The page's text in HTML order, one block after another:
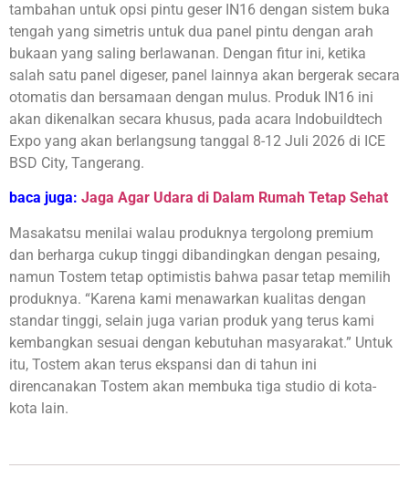
tambahan untuk opsi pintu geser IN16 dengan sistem buka
tengah yang simetris untuk dua panel pintu dengan arah
bukaan yang saling berlawanan. Dengan fitur ini, ketika
salah satu panel digeser, panel lainnya akan bergerak secara
otomatis dan bersamaan dengan mulus. Produk IN16 ini
akan dikenalkan secara khusus, pada acara Indobuildtech
Expo yang akan berlangsung tanggal 8-12 Juli 2026 di ICE
BSD City, Tangerang.
baca juga: Jaga Agar Udara di Dalam Rumah Tetap Sehat
Masakatsu menilai walau produknya tergolong premium
dan berharga cukup tinggi dibandingkan dengan pesaing,
namun Tostem tetap optimistis bahwa pasar tetap memilih
produknya. “Karena kami menawarkan kualitas dengan
standar tinggi, selain juga varian produk yang terus kami
kembangkan sesuai dengan kebutuhan masyarakat.” Untuk
itu, Tostem akan terus ekspansi dan di tahun ini
direncanakan Tostem akan membuka tiga studio di kota-
kota lain.